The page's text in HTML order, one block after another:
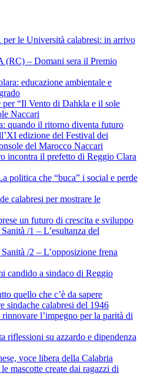
le Università calabresi: in arrivo
– Domani sera il Premio
educazione ambientale e
per “Il Vento di Dahkla e il sole
Naccari
quando il ritorno diventa futuro
edizione del Festival dei
del Marocco Naccari
incontra il prefetto di Reggio Clara
politica che “buca” i social e perde
calabresi per mostrare le
un futuro di crescita e sviluppo
/1 – L’esultanza del
/2 – L’opposizione frena
candido a sindaco di Reggio
quello che c’è da sapere
sindache calabresi del 1946
l’impegno per la parità di
riflessioni su azzardo e dipendenza
voce libera della Calabria
mascotte create dai ragazzi di